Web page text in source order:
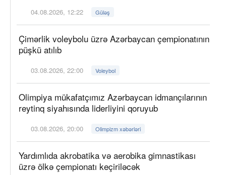
04.08.2026, 12:22 Güləş
Çimərlik voleybolu üzrə Azərbaycan çempionatının
püşkü atılıb
03.08.2026, 22:00 Voleybol
Olimpiya mükafatçımız Azərbaycan idmançılarının
reytinq siyahısında liderliyini qoruyub
03.08.2026, 20:00 Olimpizm xəbərləri
Yardımlıda akrobatika və aerobika gimnastikası
üzrə ölkə çempionatı keçiriləcək